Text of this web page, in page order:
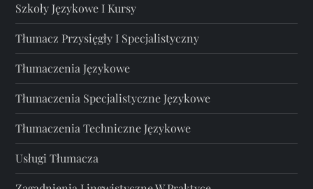
Szkoły Językowe I Kursy
Tłumacz Przysięgły I Specjalistyczny
Tłumaczenia Językowe
Tłumaczenia Specjalistyczne Językowe
Tłumaczenia Techniczne Językowe
Usługi Tłumacza